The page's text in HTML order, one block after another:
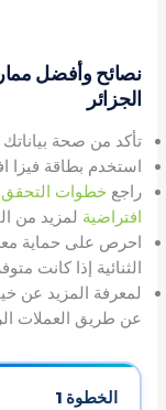
الجزائر
تأكد من صحة
استخدم بطاقة فيزا
راجع
افتراضية لمزيد من
احرص على حماية
الثنائية إذا كانت
لمعرفة المزيد عن
عن طريق العملات
الخطوة 1